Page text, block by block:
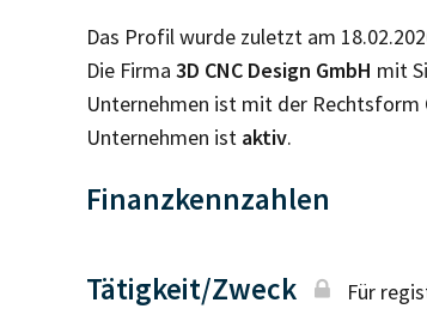
Das Profil wurde zuletzt am
Die Firma 3D CNC Design GmbH mit
Unternehmen ist mit der Rechtsform
Unternehmen ist aktiv.
Finanzkennzahlen
Tätigkeit/Zweck Für